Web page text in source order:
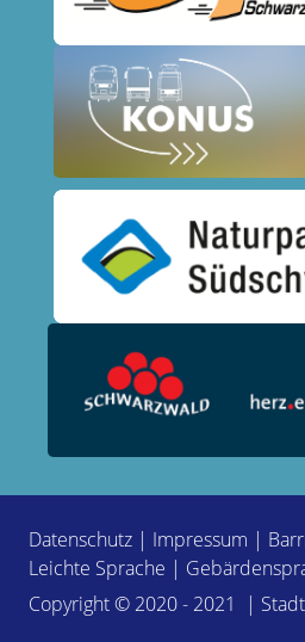
Datenschutz | Impressum |
Leichte Sprache |
Copyright © 2020 - 2021 |